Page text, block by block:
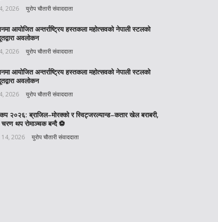
2026 युरोप चौतारी संवाददाता
आयोजित अन्तर्राष्ट्रिय हस्तकला महोत्सवको नेपाली स्टलको
अवलोकन
2026 युरोप चौतारी संवाददाता
आयोजित अन्तर्राष्ट्रिय हस्तकला महोत्सवको नेपाली स्टलको
अवलोकन
2026 युरोप चौतारी संवाददाता
२०२६: ब्राजिल–मोरक्को र स्विट्जरल्यान्ड–कतार खेल बराबरी,
थप रोमाञ्चक बन्दै ⚽️
14, 2026 युरोप चौतारी संवाददाता